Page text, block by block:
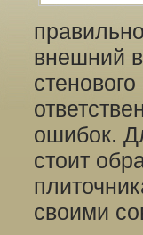
внешний
ошибок.
стоит
своими